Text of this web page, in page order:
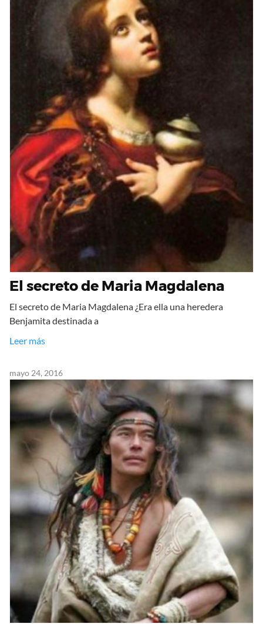
El secreto de Maria Magdalena
El secreto de Maria Magdalena ¿Era ella una heredera
Benjamita destinada a
Leer más
mayo 24, 2016